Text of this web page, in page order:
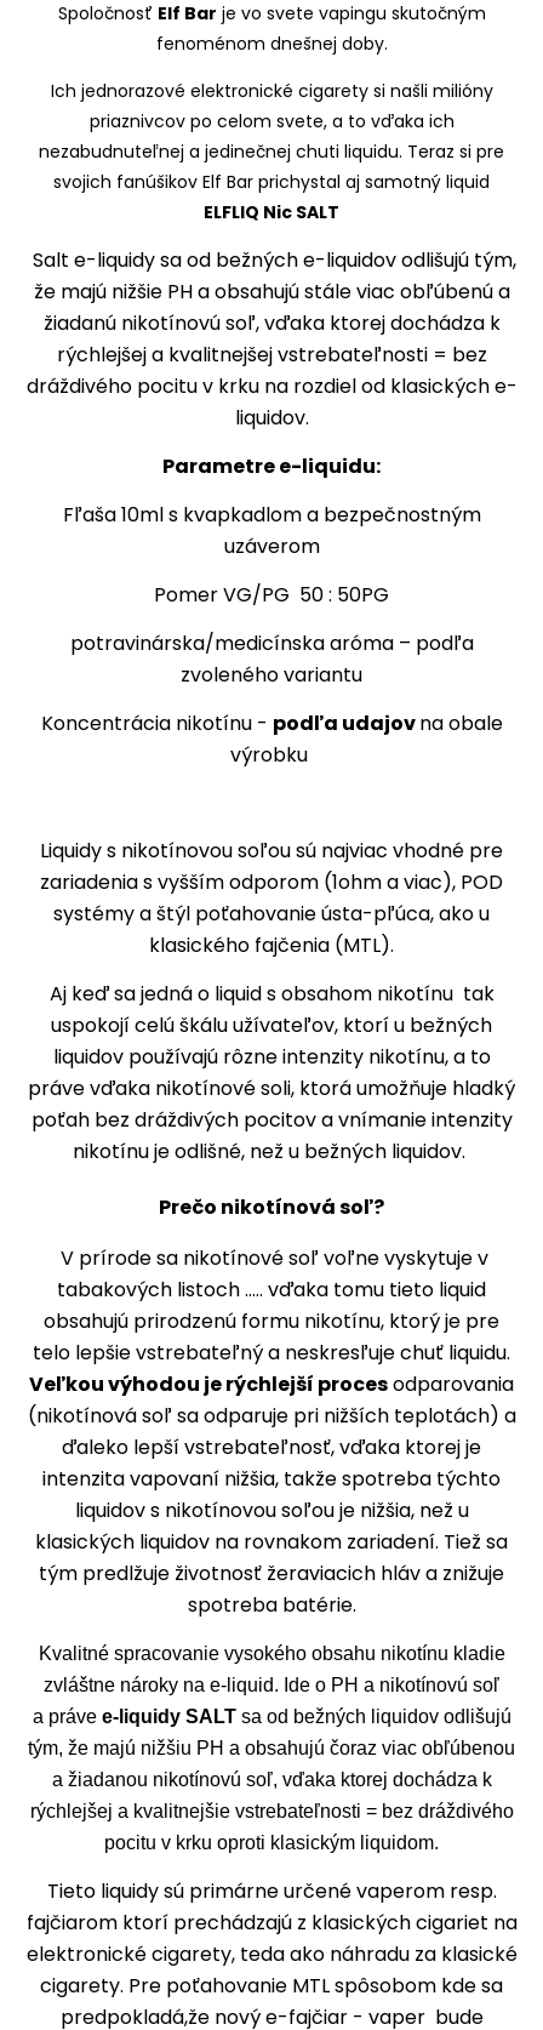
Spoločnosť Elf Bar je vo svete vapingu skutočným
fenoménom dnešnej doby.
Ich jednorazové elektronické cigarety si našli milióny
priaznivcov po celom svete, a to vďaka ich
nezabudnuteľnej a jedinečnej chuti liquidu. Teraz si pre
svojich fanúšikov Elf Bar prichystal aj samotný liquid
ELFLIQ Nic SALT
Salt e-liquidy sa od bežných e-liquidov odlišujú tým,
že majú nižšie PH a obsahujú stále viac obľúbenú a
žiadanú nikotínovú soľ, vďaka ktorej dochádza k
rýchlejšej a kvalitnejšej vstrebateľnosti = bez
dráždivého pocitu v krku na rozdiel od klasických e-
liquidov.
Parametre e-liquidu:
Fľaša 10ml s kvapkadlom a bezpečnostným
uzáverom
Pomer VG/PG 50 : 50PG
potravinárska/medicínska aróma – podľa
zvoleného variantu
Koncentrácia nikotínu - podľa udajovna obale
výrobku
Liquidy s nikotínovou soľou sú najviac vhodné pre
zariadenia s vyšším odporom (1ohm a viac), POD
systémy a štýl poťahovanie ústa-pľúca, ako u
klasického fajčenia (MTL).
Aj keď sa jedná o liquid s obsahom nikotínu tak
uspokojí celú škálu užívateľov, ktorí u bežných
liquidov používajú rôzne intenzity nikotínu, a to
práve vďaka nikotínové soli, ktorá umožňuje hladký
poťah bez dráždivých pocitov a vnímanie intenzity
nikotínu je odlišné, než u bežných liquidov.
Prečo nikotínová soľ?
V prírode sa nikotínové soľ voľne vyskytuje v
tabakových listoch ..... vďaka tomu tieto liquid
obsahujú prirodzenú formu nikotínu, ktorý je pre
telo lepšie vstrebateľný a neskresľuje chuť liquidu.
Veľkou výhodou je rýchlejší procesodparovania
(nikotínová soľ sa odparuje pri nižších teplotách) a
ďaleko lepší vstrebateľnosť, vďaka ktorej je
intenzita vapovaní nižšia, takže spotreba týchto
liquidov s nikotínovou soľou je nižšia, než u
klasických liquidov na rovnakom zariadení. Tiež sa
tým predlžuje životnosť žeraviacich hláv a znižuje
spotreba batérie.
Kvalitné spracovanie vysokého obsahu nikotínu kladie
zvláštne nároky na e-liquid. Ide o PH a nikotínovú soľ
a práve e-liquidy SALTsa od bežných liquidov odlišujú
tým, že majú nižšiu PH a obsahujú čoraz viac obľúbenou
a žiadanou nikotínovú soľ, vďaka ktorej dochádza k
rýchlejšej a kvalitnejšie vstrebateľnosti = bez dráždivého
pocitu v krku oproti klasickým liquidom.
Tieto liquidy sú primárne určené vaperom resp.
fajčiarom ktorí prechádzajú z klasických cigariet na
elektronické cigarety, teda ako náhradu za klasické
cigarety. Pre poťahovanie MTL spôsobom kde sa
predpokladá,že nový e-fajčiar - vaper bude